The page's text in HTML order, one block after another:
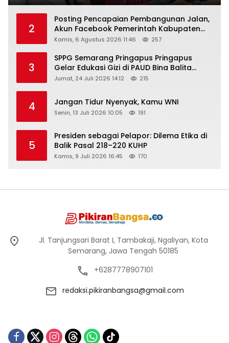
2
Posting Pencapaian Pembangunan Jalan,
Akun Facebook Pemerintah Kabupaten
Rembang “Dirujak” Warganet
Kamis, 6 Agustus 2026 11:46 257
3
SPPG Semarang Pringapus Pringapus
Gelar Edukasi Gizi di PAUD Bina Balita
Peringati Hari Anak Nasional 2026
Jumat, 24 Juli 2026 14:12 215
4 Jangan Tidur Nyenyak, Kamu WNI
Senin, 13 Juli 2026 10:05 191
5
Presiden sebagai Pelapor: Dilema Etika di
Balik Pasal 218–220 KUHP
Kamis, 9 Juli 2026 16:45 170
Jl. Tanjungsari Barat I, Tambakaji, Ngaliyan, Kota
Semarang, Jawa Tengah 50185
+6287778907101
redaksi.pikiranbangsa@gmail.com